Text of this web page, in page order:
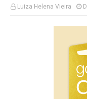
Luiza Helena Vieira